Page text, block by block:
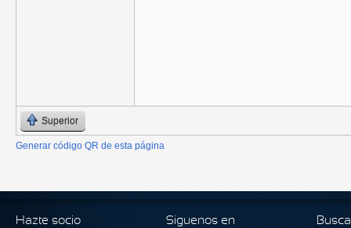
Superior
Generar código QR de esta página
Hazte socio Siguenos en